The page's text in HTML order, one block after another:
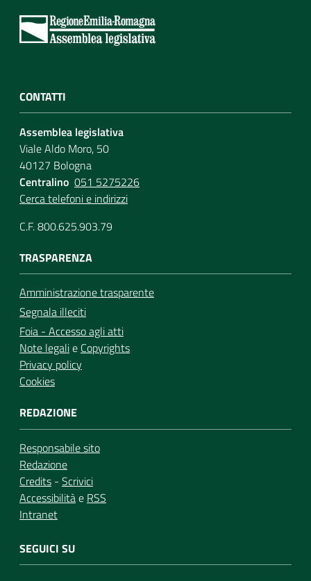
CONTATTI
Assemblea legislativa
Viale Aldo Moro, 50
40127 Bologna
Centralino 051 5275226
Cerca telefoni e indirizzi
C.F. 800.625.903.79
TRASPARENZA
Amministrazione trasparente
Segnala illeciti
Foia - Accesso agli atti
Note legalie Copyrights
Privacy policy
Cookies
REDAZIONE
Responsabile sito
Redazione
Credits - Scrivici
Accessibilitàe RSS
Intranet
SEGUICI SU